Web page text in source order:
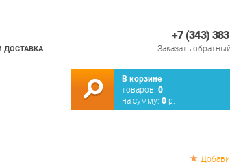
+7 (343)
Заказать
ДОСТАВКА
В корзине
товаров: 0
на сумму: 0 р.